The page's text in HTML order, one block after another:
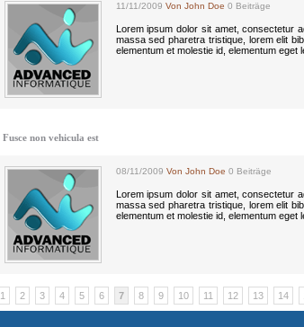
11/11/2009 Von John Doe 0 Beiträge
Lorem ipsum dolor sit amet, consectetur
massa sed pharetra tristique, lorem elit
elementum et molestie id, elementum
Fusce non vehicula est
08/11/2009 Von John Doe 0 Beiträge
Lorem ipsum dolor sit amet, consectetur
massa sed pharetra tristique, lorem elit
elementum et molestie id, elementum
1 2 3 4 5 6 7 8 9 10 11 12 13 14